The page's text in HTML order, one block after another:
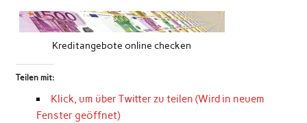
Kreditangebote online checken
Teilen mit:
Klick, um über Twitter zu teilen (Wird in neuem
Fenster geöffnet)